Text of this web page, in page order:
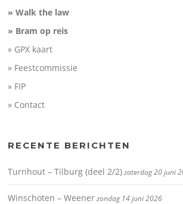
» Walk the law
» Bram op reis
» GPX kaart
» Feestcommissie
» FIP
» Contact
RECENTE BERICHTEN
Turnhout – Tilburg (deel 2/2)zaterdag 20 juni
Winschoten – Weenerzondag 14 juni 2026